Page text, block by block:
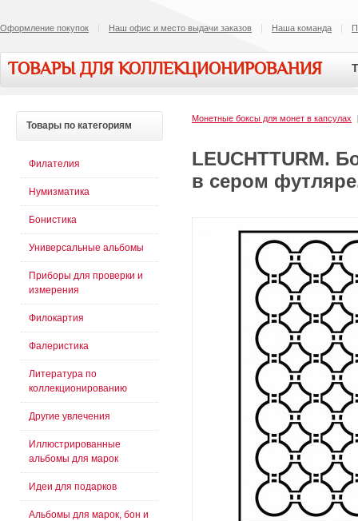
Оформление покупок Наш офис и место выдачи заказов Наша команда
ТОВАРЫ ДЛЯ КОЛЛЕКЦИОНИРОВАНИЯ
Монетные боксы для монет в капсулах
LEUCHTTURM.
в сером
Товары по категориям
Филателия
Нумизматика
Бонистика
Универсальные альбомы
Приборы для проверки и
измерения
Филокартия
Фалеристика
Литература по
коллекционированию
Другие увлечения
Иллюстрированные
альбомы для марок
Идеи для подарков
Альбомы для марок, бон и